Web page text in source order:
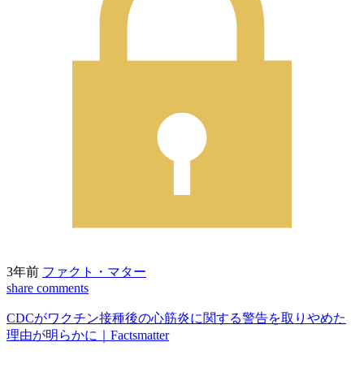
3年前 ファクト・マター
share comments
CDCがワクチン接種後の心筋炎に関する警告を取りやめた
理由が明らかに｜Factsmatter